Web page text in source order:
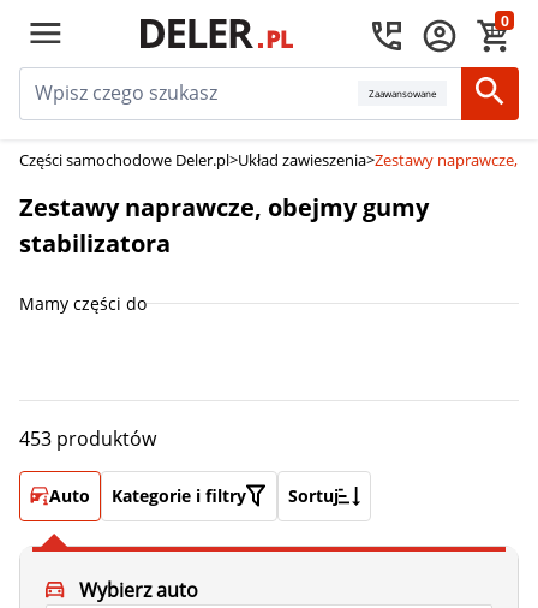
0
Zaawansowane
Części samochodowe Deler.pl>Układ zawieszenia>Zestawy naprawcze,
Zestawy naprawcze, obejmy gumy
stabilizatora
Mamy części do
453 produktów
Auto Kategorie i filtry Sortuj
Wybierz auto